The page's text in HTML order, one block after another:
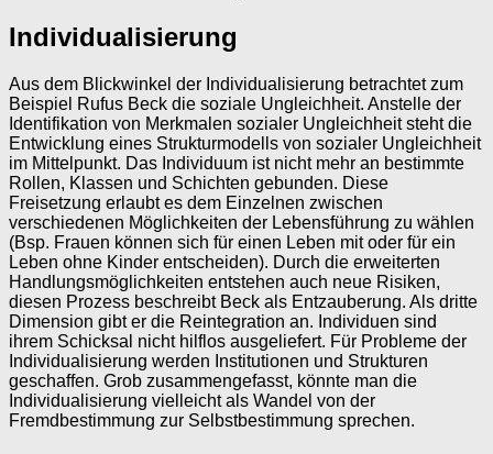
Individualisierung
Aus dem Blickwinkel der Individualisierung betrachtet zum
Beispiel Rufus Beck die soziale Ungleichheit. Anstelle der
Identifikation von Merkmalen sozialer Ungleichheit steht die
Entwicklung eines Strukturmodells von sozialer Ungleichheit
im Mittelpunkt. Das Individuum ist nicht mehr an bestimmte
Rollen, Klassen und Schichten gebunden. Diese
Freisetzung erlaubt es dem Einzelnen zwischen
verschiedenen Möglichkeiten der Lebensführung zu wählen
(Bsp. Frauen können sich für einen Leben mit oder für ein
Leben ohne Kinder entscheiden). Durch die erweiterten
Handlungsmöglichkeiten entstehen auch neue Risiken,
diesen Prozess beschreibt Beck als Entzauberung. Als dritte
Dimension gibt er die Reintegration an. Individuen sind
ihrem Schicksal nicht hilflos ausgeliefert. Für Probleme der
Individualisierung werden Institutionen und Strukturen
geschaffen. Grob zusammengefasst, könnte man die
Individualisierung vielleicht als Wandel von der
Fremdbestimmung zur Selbstbestimmung sprechen.